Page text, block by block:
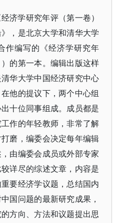
济学研究年评（第一卷）
，是北京大学和清华大学
作编写的《经济学研究年
的第一本。编辑出版这样
华大学中国经济研究中心
他的提议下，两个中心组
十位同事组成。成员都是
作的年轻教师，非常了解
磨，编委会决定每年编辑
由编委会成员或外部专家
详尽的综述文章，内容是
要经济学议题，总结国内
国问题的最新研究成果，
方向、方法和议题提出思